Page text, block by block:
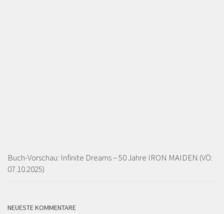
Buch-Vorschau: Infinite Dreams – 50 Jahre IRON MAIDEN (VÖ:
07.10.2025)
NEUESTE KOMMENTARE